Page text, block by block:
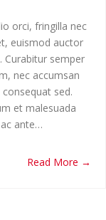
orci, fringilla nec
euismod auctor
Curabitur semper
nec accumsan
sed.
et malesuada
ante…
Read More →